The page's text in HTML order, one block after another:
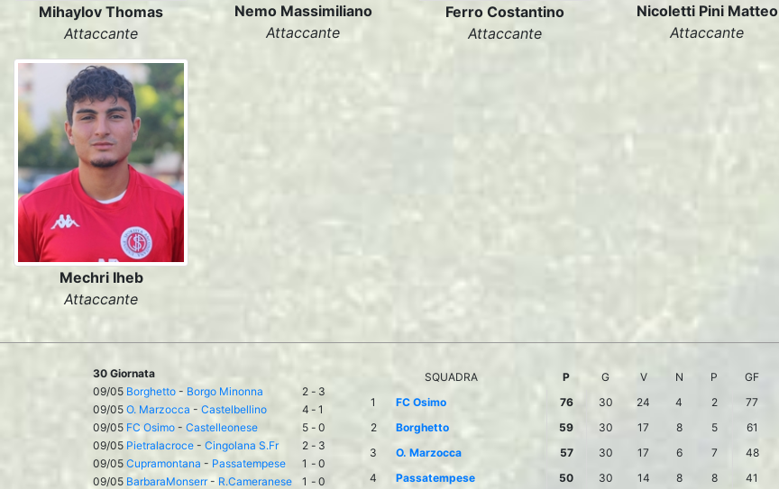
Mihaylov Thomas
Attaccante
Nemo Massimiliano
Attaccante
Ferro Costantino
Attaccante
Nicoletti Pini Matteo
Attaccante
Mechri Iheb
Attaccante
30 Giornata
09/05 Borghetto - Borgo Minonna 2 - 3
09/05 O. Marzocca - Castelbellino 4 - 1
09/05 FC Osimo - Castelleonese 5 - 0
09/05 Pietralacroce - Cingolana S.Fr 2 - 3
09/05 Cupramontana - Passatempese 1 - 0
09/05 BarbaraMonserr- R.Cameranese 1 - 0
SQUADRA P G V N P GF
1
FC Osimo 76 30 24 4 2 77
2
Borghetto 59 30 17 8 5 61
3
O. Marzocca 57 30 17 6 7 48
4
Passatempese 50 30 14 8 8 41